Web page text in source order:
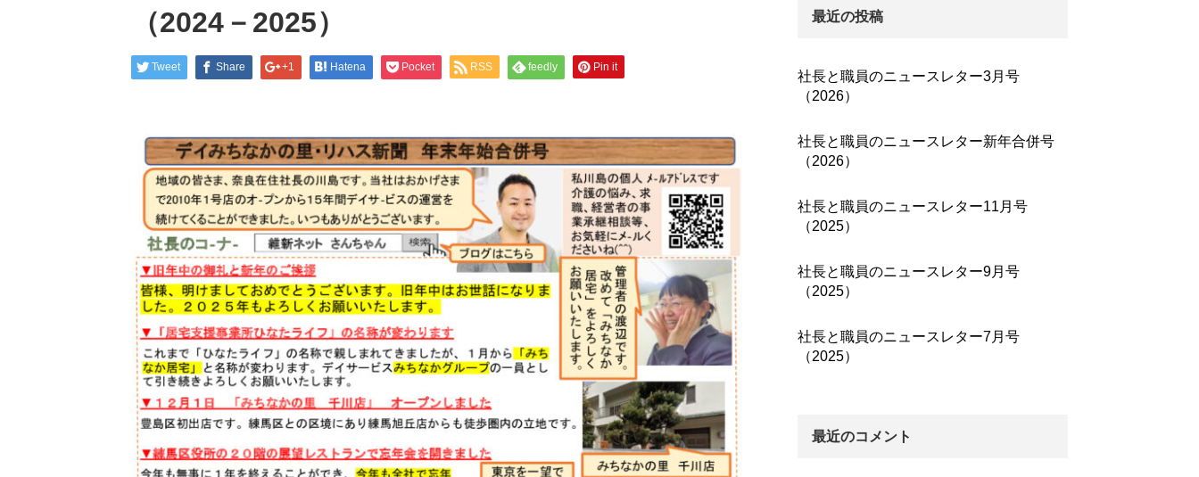
（2024－2025）
Tweet Share +1 Hatena Pocket RSS feedly Pin it
最近の投稿
社長と職員のニュースレター3月号
（2026）
社長と職員のニュースレター新年合併号
（2026）
社長と職員のニュースレター11月号
（2025）
社長と職員のニュースレター9月号
（2025）
社長と職員のニュースレター7月号
（2025）
最近のコメント